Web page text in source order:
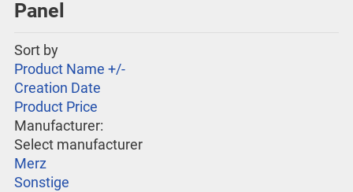
Panel
Sort by
Product Name +/-
Creation Date
Product Price
Manufacturer:
Select manufacturer
Merz
Sonstige